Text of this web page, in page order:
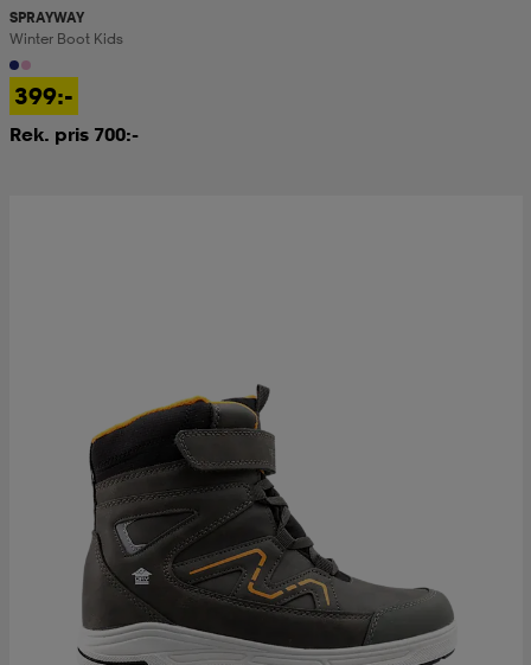
SPRAYWAY
Winter Boot Kids
399:-
Rek. pris 700:-